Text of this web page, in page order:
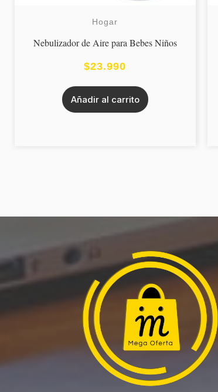
Hogar
Nebulizador de Aire para Bebes Niños
$23.990
Añadir al carrito